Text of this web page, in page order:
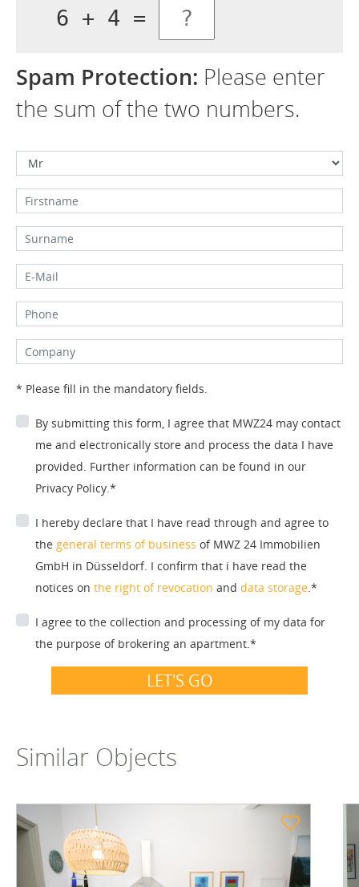
6 + 4 =
Spam Protection: Please enter
the sum of the two numbers.
* Please fill in the mandatory fields.
By submitting this form, I agree that MWZ24 may contact
me and electronically store and process the data I have
provided. Further information can be found in our
Privacy Policy.*
I hereby declare that I have read through and agree to
the general terms of business of MWZ 24 Immobilien
GmbH in Düsseldorf. I confirm that i have read the
notices on the right of revocation and data storage.*
I agree to the collection and processing of my data for
the purpose of brokering an apartment.*
LET'S GO
Similar Objects